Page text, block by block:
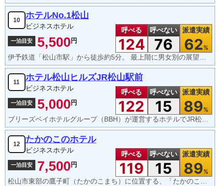
10 ホテルNo.1松山
ビジネスホテル
一泊目安 5,500円
呼べる
124
呼べない
76
派遣実績
62%
伊予鉄道「松山市駅」から徒歩約5分。 最上階に男女別の展望大浴場と露天風呂を完備。全室Wi-Fi無料。シングルルームでも140cm幅のワイドベッドを採用している部屋が多い。
11 ホテル松山ヒルズJR松山駅前
ビジネスホテル
一泊目安 5,000円
呼べる
122
呼べない
15
派遣実績
89%
ブリーズベイホテルグループ（BBH）が運営するホテルでJR松山駅から徒歩約5分。和洋バイキング形式の朝食が無料で付いてきます。夕方の時間帯にアルコールやソフトドリンクが1杯無料で楽しめるサービスがあります。
12 たかのこのホテル
ビジネスホテル
一泊目安 7,500円
呼べる
119
呼べない
15
派遣実績
89%
松山市東部の鷹子町（たかのこまち）に位置する、「たかのこの湯（源泉かけ流し温泉）」を併設した非常にユニークで満足度の高いホテルです。2012年に「癒しの場所」をコンセプトに誕生し、清潔感あふれる館内と温泉が最大の魅力。広大な平面駐車場が完全無料で、予約も不要です。